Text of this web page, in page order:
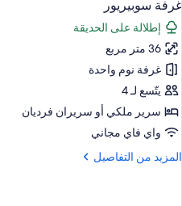
منظر
للمدينة
جميع
صور
غرفة
سوبيريور
غرفة سوبيريور
إطلالة على الحديقة
36 متر مربع
غرفة نوم واحدة
يتّسع لـ 4
سرير ملكي‫‬ أو سريران فرديان
واي فاي مجاني
المزيد من التفاصيل
المزيد